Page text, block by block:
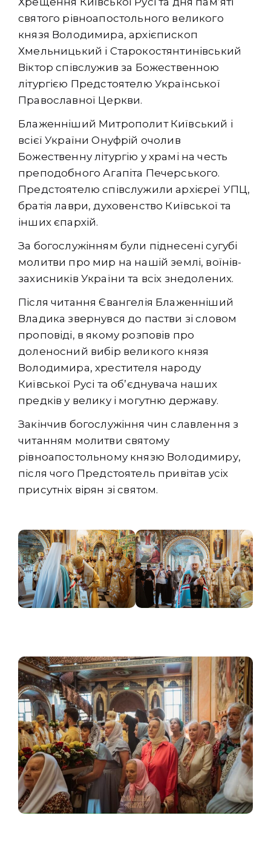
святого рівноапостольного великого
князя Володимира, архієпископ
Хмельницький і Старокостянтинівський
Віктор співслужив за Божественною
літургією Предстоятелю Української
Православної Церкви.
Блаженніший Митрополит Київський і
всієї України Онуфрій очолив
Божественну літургію у храмі на честь
преподобного Агапіта Печерського.
Предстоятелю співслужили архієреї УПЦ,
братія лаври, духовенство Київської та
інших єпархій.
За богослужінням були піднесені сугубі
молитви про мир на нашій землі, воїнів-
захисників України та всіх знедолених.
Після читання Євангелія Блаженніший
Владика звернувся до пастви зі словом
проповіді, в якому розповів про
доленосний вибір великого князя
Володимира, хрестителя народу
Київської Русі та обʼєднувача наших
предків у велику і могутню державу.
Закінчив богослужіння чин славлення з
читанням молитви святому
рівноапостольному князю Володимиру,
після чого Предстоятель привітав усіх
присутніх вірян зі святом.